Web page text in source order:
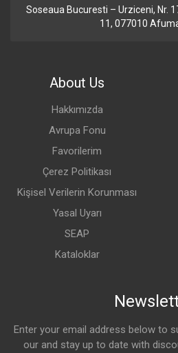
Soseaua Bucuresti – Urziceni, Nr.
11, 077010
About Us
Hakkımızda
Avrupa Fonu
Favorilerim
Çerez Politikası
Kişisel Verilerin Korunması
Yasal Uyarı
SEAP
Kataloklar
Enter your email address below to
our and stay up to date with